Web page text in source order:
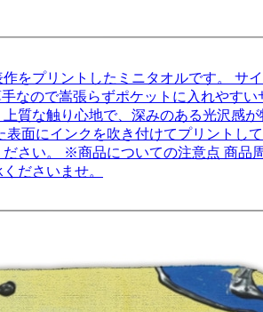
をプリントしたミニタオルです。 サ
手なので嵩張らずポケットに入れや
質な触り心地で、深みのある光沢感
表面にインクを吹き付けてプリント
ださい。 ※商品についての注意点 商
ださいませ。